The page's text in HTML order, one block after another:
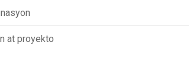
at proyekto